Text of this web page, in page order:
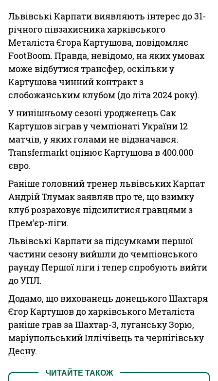
Львівські Карпати виявляють інтерес до 31-
річного півзахисника харківського
Металіста Єгора Картушова, повідомляє
FootBoom. Правда, невідомо, на яких умовах
може відбутися трансфер, оскільки у
Картушова чинний контракт з
слобожанським клубом (до літа 2024 року).
У нинішньому сезоні уродженець Сак
Картушов зіграв у чемпіонаті України 12
матчів, у яких голами не відзначався.
Transfermarkt оцінює Картушова в 400.000
євро.
Раніше головний тренер львівських Карпат
Андрій Тлумак заявляв про те, що взимку
клуб розраховує підсилитися гравцями з
Прем'єр-ліги.
Львівські Карпати за підсумками першої
частини сезону вийшли до чемпіонського
раунду Першої ліги і тепер спробують вийти
до УПЛ.
Додамо, що вихованець донецького Шахтаря
Єгор Картушов до харківського Металіста
раніше грав за Шахтар-3, луганську Зорю,
маріупольський Іллічівець та чернігівську
Десну.
ЧИТАЙТЕ ТАКОЖ